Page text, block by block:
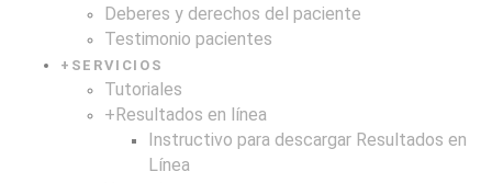
Deberes y derechos del paciente
Testimonio pacientes
+ SERVICIOS
Tutoriales
+Resultados en línea
Instructivo para descargar Resultados en
Línea